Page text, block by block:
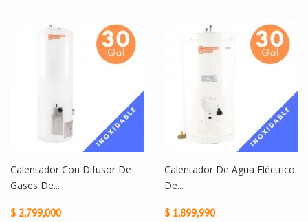
Calentador Con Difusor De
Gases De...
$ 2,799,000
Calentador De Agua Eléctrico
De...
$ 1,899,990